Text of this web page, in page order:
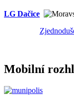
LG Dačice
Mobilní